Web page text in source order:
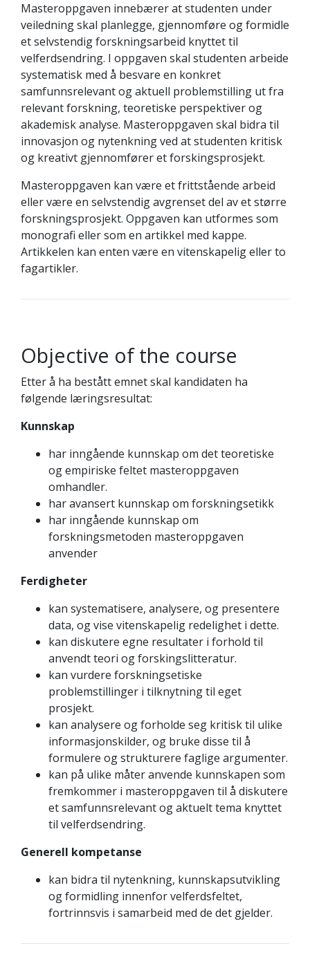
Masteroppgaven innebærer at studenten under
veiledning skal planlegge, gjennomføre og formidle
et selvstendig forskningsarbeid knyttet til
velferdsendring. I oppgaven skal studenten arbeide
systematisk med å besvare en konkret
samfunnsrelevant og aktuell problemstilling ut fra
relevant forskning, teoretiske perspektiver og
akademisk analyse. Masteroppgaven skal bidra til
innovasjon og nytenkning ved at studenten kritisk
og kreativt gjennomfører et forskingsprosjekt.
Masteroppgaven kan være et frittstående arbeid
eller være en selvstendig avgrenset del av et større
forskningsprosjekt. Oppgaven kan utformes som
monografi eller som en artikkel med kappe.
Artikkelen kan enten være en vitenskapelig eller to
fagartikler.
Objective of the course
Etter å ha bestått emnet skal kandidaten ha
følgende læringsresultat:
Kunnskap
har inngående kunnskap om det teoretiske
og empiriske feltet masteroppgaven
omhandler.
har avansert kunnskap om forskningsetikk
har inngående kunnskap om
forskningsmetoden masteroppgaven
anvender
Ferdigheter
kan systematisere, analysere, og presentere
data, og vise vitenskapelig redelighet i dette.
kan diskutere egne resultater i forhold til
anvendt teori og forskingslitteratur.
kan vurdere forskningsetiske
problemstillinger i tilknytning til eget
prosjekt.
kan analysere og forholde seg kritisk til ulike
informasjonskilder, og bruke disse til å
formulere og strukturere faglige argumenter.
kan på ulike måter anvende kunnskapen som
fremkommer i masteroppgaven til å diskutere
et samfunnsrelevant og aktuelt tema knyttet
til velferdsendring.
Generell kompetanse
kan bidra til nytenkning, kunnskapsutvikling
og formidling innenfor velferdsfeltet,
fortrinnsvis i samarbeid med de det gjelder.